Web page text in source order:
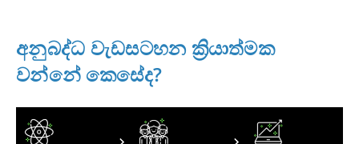
අනුබද්ධ වැඩසටහන ක්‍රියාත්මක
වන්නේ කෙසේද?